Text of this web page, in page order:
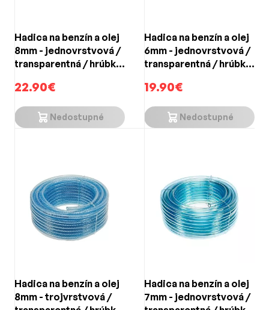
Hadica na benzín a olej
8mm - jednovrstvová /
transparentná / hrúbka
22.90€
Nedostupné
Hadica na benzín a olej
6mm - jednovrstvová /
transparentná / hrúbka
19.90€
Nedostupné
Hadica na benzín a olej
8mm - trojvrstvová /
Hadica na benzín a olej
7mm - jednovrstvová /